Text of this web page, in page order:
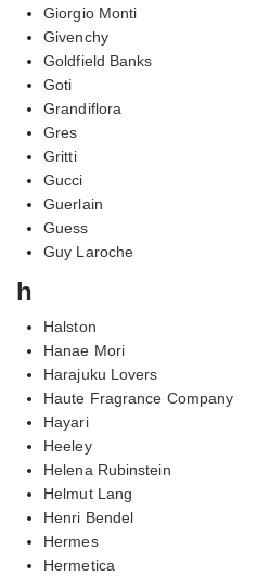
Giorgio Monti
Givenchy
Goldfield Banks
Goti
Grandiflora
Gres
Gritti
Gucci
Guerlain
Guess
Guy Laroche
h
Halston
Hanae Mori
Harajuku Lovers
Haute Fragrance Company
Hayari
Heeley
Helena Rubinstein
Helmut Lang
Henri Bendel
Hermes
Hermetica